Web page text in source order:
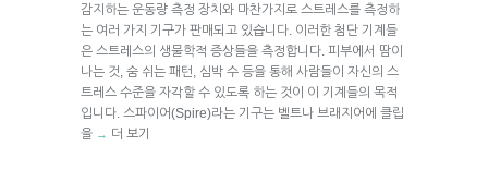
감지하는 운동량 측정 장치와 마찬가지로 스트레스를 측정하
는 여러 가지 기구가 판매되고 있습니다. 이러한 첨단 기계들
은 스트레스의 생물학적 증상들을 측정합니다. 피부에서 땀이
나는 것, 숨 쉬는 패턴, 심박 수 등을 통해 사람들이 자신의 스
트레스 수준을 자각할 수 있도록 하는 것이 이 기계들의 목적
입니다. 스파이어(Spire)라는 기구는 벨트나 브래지어에 클립
을 → 더 보기